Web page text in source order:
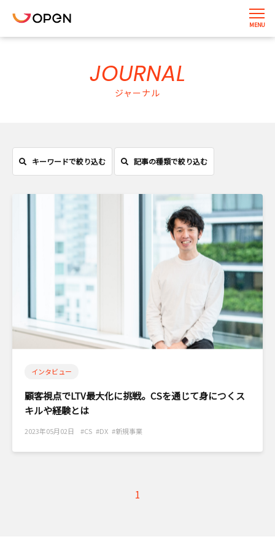
JOURNAL
ジャーナル
キーワードで絞り込む 記事の種類で絞り込む
インタビュー
顧客視点でLTV最大化に挑戦。CSを通じて身につくス
キルや経験とは
2023年05月02日 #CS #DX #新規事業
1